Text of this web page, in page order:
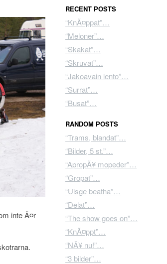
inte Ã¤r
RECENT POSTS
“KnÃ¤ppat”…
“Meloner”…
“Skakat”…
“Skruvat”…
“Jakoavain lento”…
“Surrat”…
“Busat”…
RANDOM POSTS
“Trams, blandat”…
“Bilder, 5 st.”…
“ApropÃ¥ mopeder”…
“Gropat”…
“Uisge beatha”…
“Delat”…
“The show goes on”…
“KnÃ¤ppt”…
“NÃ¥ nu!”…
“3 bilder”…